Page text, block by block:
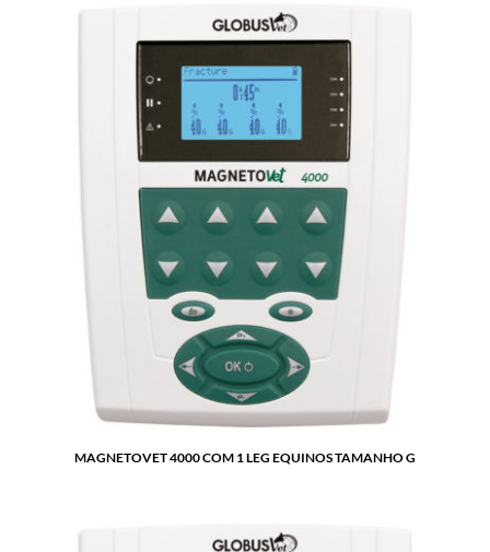
MAGNETOVET 4000 COM 1 LEG EQUINOS TAMANHO G